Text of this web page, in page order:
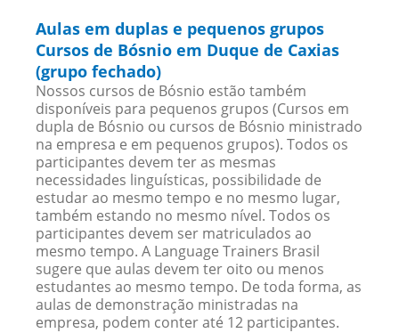
Aulas em duplas e pequenos grupos
Cursos de Bósnio em Duque de Caxias
(grupo fechado)
Nossos cursos de Bósnio estão também
disponíveis para pequenos grupos (Cursos em
dupla de Bósnio ou cursos de Bósnio ministrado
na empresa e em pequenos grupos). Todos os
participantes devem ter as mesmas
necessidades linguísticas, possibilidade de
estudar ao mesmo tempo e no mesmo lugar,
também estando no mesmo nível. Todos os
participantes devem ser matriculados ao
mesmo tempo. A Language Trainers Brasil
sugere que aulas devem ter oito ou menos
estudantes ao mesmo tempo. De toda forma, as
aulas de demonstração ministradas na
empresa, podem conter até 12 participantes.